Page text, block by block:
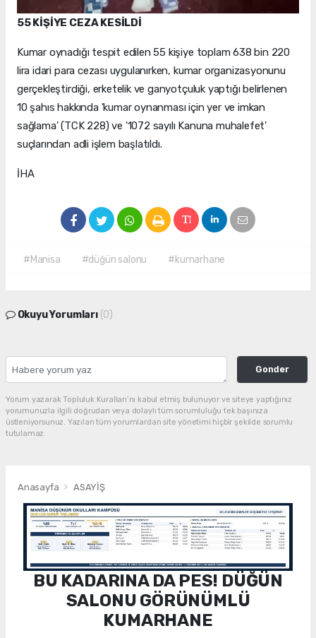
55 KİŞİYE CEZA KESİLDİ
Kumar oynadığı tespit edilen 55 kişiye toplam 638 bin 220
lira idari para cezası uygulanırken, kumar organizasyonunu
gerçekleştirdiği, erketelik ve ganyotçuluk yaptığı belirlenen
10 şahıs hakkında 'kumar oynanması için yer ve imkan
sağlama' (TCK 228) ve '1072 sayılı Kanuna muhalefet'
suçlarından adli işlem başlatıldı.
İHA
#Manisa #düğün salonu #kumarhane
Okuyu Yorumları (0)
Gonder
Yorum yazarak Topluluk Kuralları’nı kabul etmiş bulunuyor ve siteye yaptığınız
yorumunuzla ilgili doğrudan veya dolaylı tüm sorumluluğu tek başınıza
üstleniyorsunuz. Yazılan tüm yorumlardan site yönetimi hiçbir şekilde sorumlu
tutulamaz.
Anasayfa ASAYİŞ
BU KADARINA DA PES! DÜĞÜN
SALONU GÖRÜNÜMLÜ
KUMARHANE